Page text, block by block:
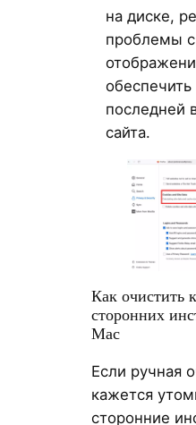
на диске,
проблемы с
последней
сайта.
Как очистить
сторонних
Mac
Если ручная
кажется
сторонние